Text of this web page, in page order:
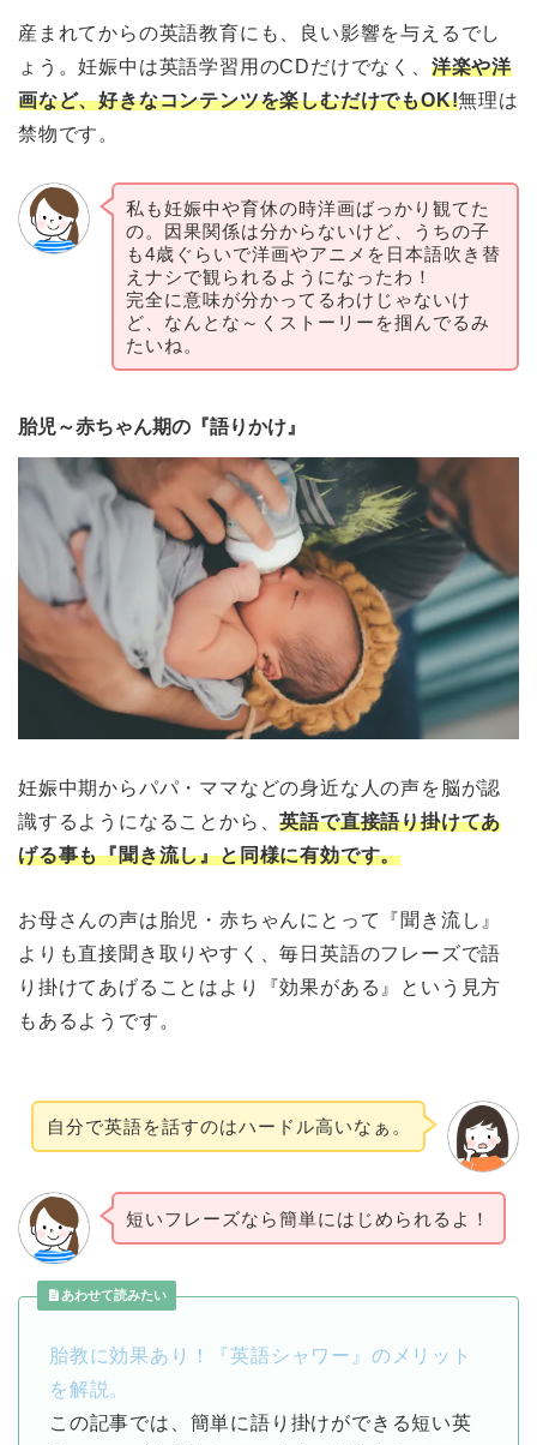
産まれてからの英語教育にも、良い影響を与えるでし
ょう。妊娠中は英語学習用のCDだけでなく、 洋楽や洋
画など、好きなコンテンツを楽しむだけでもOK!無理は
禁物です。
私も妊娠中や育休の時洋画ばっかり観てた
の。因果関係は分からないけど、うちの子
も4歳ぐらいで洋画やアニメを日本語吹き替
えナシで観られるようになったわ！
完全に意味が分かってるわけじゃないけ
ど、なんとな～くストーリーを掴んでるみ
たいね。
胎児～赤ちゃん期の『語りかけ』
妊娠中期からパパ・ママなどの身近な人の声を脳が認
識するようになることから、英語で直接語り掛けてあ
げる事も『聞き流し』と同様に有効です。
お母さんの声は胎児・赤ちゃんにとって『聞き流し』
よりも直接聞き取りやすく、毎日英語のフレーズで語
り掛けてあげることはより『効果がある』という見方
もあるようです。
自分で英語を話すのはハードル高いなぁ。
短いフレーズなら簡単にはじめられるよ！
あわせて読みたい
胎教に効果あり！『英語シャワー』のメリット
を解説。
この記事では、簡単に語り掛けができる短い英